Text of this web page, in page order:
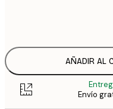
AÑADIR AL
Envío